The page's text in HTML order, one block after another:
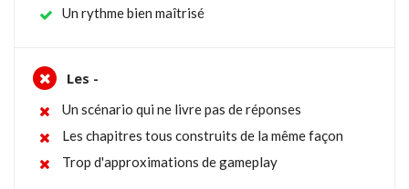
Un rythme bien maîtrisé
Les -
Un scénario qui ne livre pas de réponses
Les chapitres tous construits de la même façon
Trop d'approximations de gameplay